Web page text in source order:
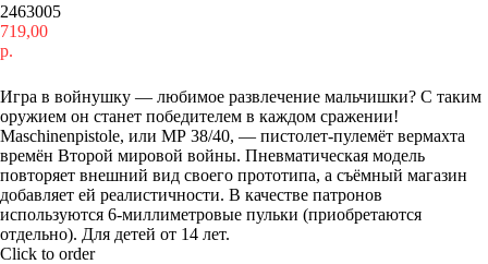
2463005
719,00
р.
Игра в войнушку — любимое развлечение мальчишки? С таким
оружием он станет победителем в каждом сражении!
Maschinenpistole, или МР 38/40, — пистолет-пулемёт вермахта
времён Второй мировой войны. Пневматическая модель
повторяет внешний вид своего прототипа, а съёмный магазин
добавляет ей реалистичности. В качестве патронов
используются 6-миллиметровые пульки (приобретаются
отдельно). Для детей от 14 лет.
Click to order